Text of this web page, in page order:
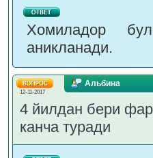
Хомиладор
аникланади.
12-11-2017
Альбина
4 йилдан бери
канча туради